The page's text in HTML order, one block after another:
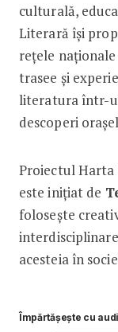
culturală,
Literară își
rețele
trasee și
literatura într-
descoperi
Proiectul
este inițiat de
folosește
acesteia în
Împărtășește cu